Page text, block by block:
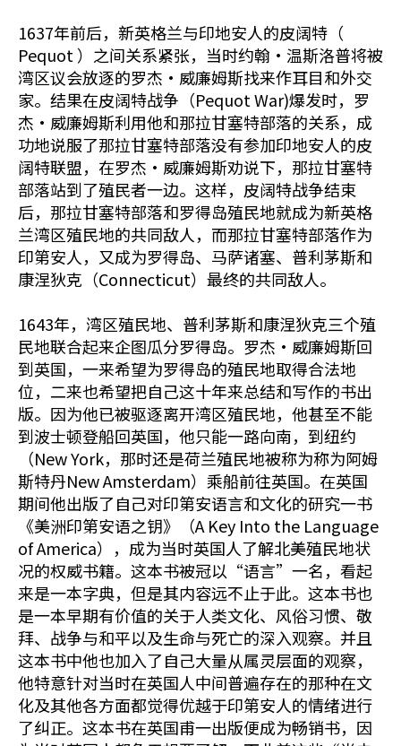
1637年前后，新英格兰与印地安人的皮阔特（
Pequot ）之间关系紧张，当时约翰•温斯洛普将被
湾区议会放逐的罗杰•威廉姆斯找来作耳目和外交
家。结果在皮阔特战争（Pequot War)爆发时，罗
杰•威廉姆斯利用他和那拉甘塞特部落的关系，成
功地说服了那拉甘塞特部落没有参加印地安人的皮
阔特联盟，在罗杰•威廉姆斯劝说下，那拉甘塞特
部落站到了殖民者一边。这样，皮阔特战争结束
后，那拉甘塞特部落和罗得岛殖民地就成为新英格
兰湾区殖民地的共同敌人，而那拉甘塞特部落作为
印第安人，又成为罗得岛、马萨诸塞、普利茅斯和
康涅狄克（Connecticut）最终的共同敌人。
1643年，湾区殖民地、普利茅斯和康涅狄克三个殖
民地联合起来企图瓜分罗得岛。罗杰•威廉姆斯回
到英国，一来希望为罗得岛的殖民地取得合法地
位，二来也希望把自己这十年来总结和写作的书出
版。因为他已被驱逐离开湾区殖民地，他甚至不能
到波士顿登船回英国，他只能一路向南，到纽约
（New York，那时还是荷兰殖民地被称为称为阿姆
斯特丹New Amsterdam）乘船前往英国。在英国
期间他出版了自己对印第安语言和文化的研究一书
《美洲印第安语之钥》（A Key Into the Language
of America），成为当时英国人了解北美殖民地状
况的权威书籍。这本书被冠以“语言”一名，看起
来是一本字典，但是其内容远不止于此。这本书也
是一本早期有价值的关于人类文化、风俗习惯、敬
拜、战争与和平以及生命与死亡的深入观察。并且
这本书中他也加入了自己大量从属灵层面的观察，
他特意针对当时在英国人中间普遍存在的那种在文
化及其他各方面都觉得优越于印第安人的情绪进行
了纠正。这本书在英国甫一出版便成为畅销书，因